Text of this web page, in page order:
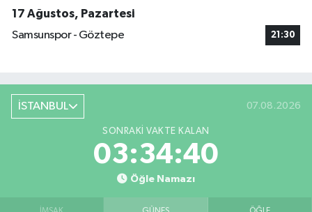
17 Ağustos, Pazartesi
Samsunspor - Göztepe
21:30
İSTANBUL 07.08.2026
SONRAKI VAKTE KALAN
03:34:40
Öğle Namazı